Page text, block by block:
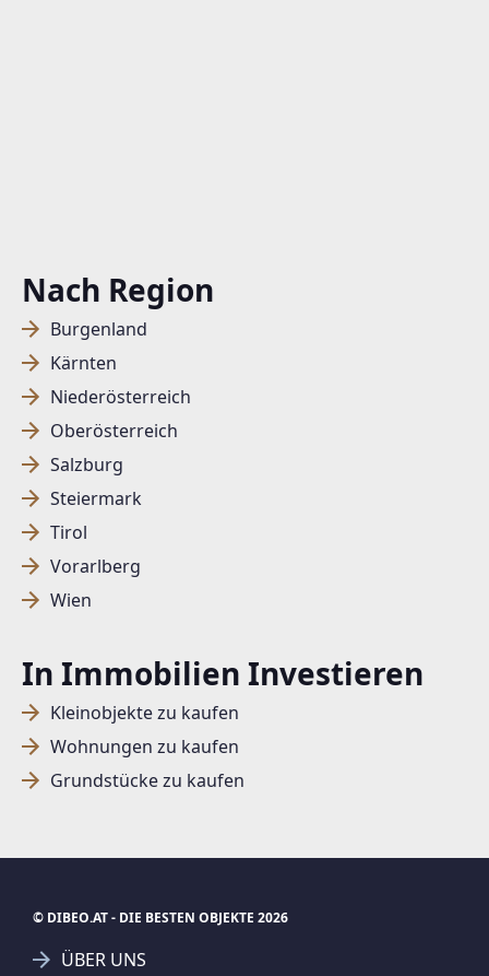
Nach Region
Burgenland
Kärnten
Niederösterreich
Oberösterreich
Salzburg
Steiermark
Tirol
Vorarlberg
Wien
In Immobilien Investieren
Kleinobjekte zu kaufen
Wohnungen zu kaufen
Grundstücke zu kaufen
SUCHAGENT ANLEGEN FÜR DIE
AKTUELLEN SUCHKRITERIEN
Sie weitere Filter!
Treffer verfeinern
Ich stimme der Verarbeitung meiner Daten, wie
Datenschutzbestimmungen
Suchagent anlegen
© DIBEO.AT - DIE BESTEN OBJEKTE 2026
ÜBER UNS